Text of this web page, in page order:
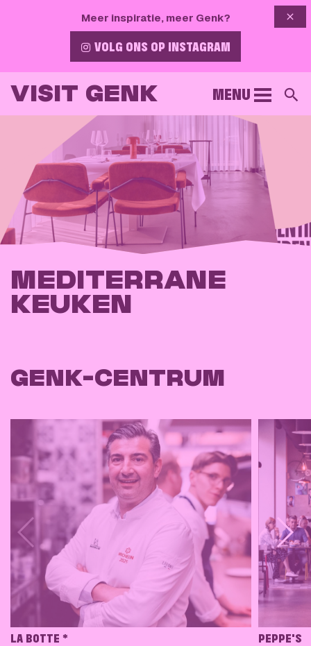
Meer inspiratie, meer Genk?
VOLG ONS OP INSTAGRAM
VISIT GENK MENU
MEDITERRANE
KEUKEN
GENK-CENTRUM
LA BOTTE * PEPPE'S